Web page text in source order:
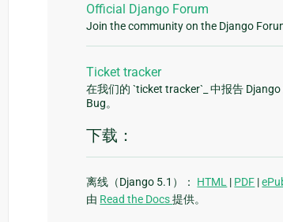
Official Django Forum
Join the community on the Django
Ticket tracker
在我们的 `ticket tracker`_ 中报告
Bug。
下载：
离线（Django 5.1）： HTML | PDF |
由 Read the Docs提供。